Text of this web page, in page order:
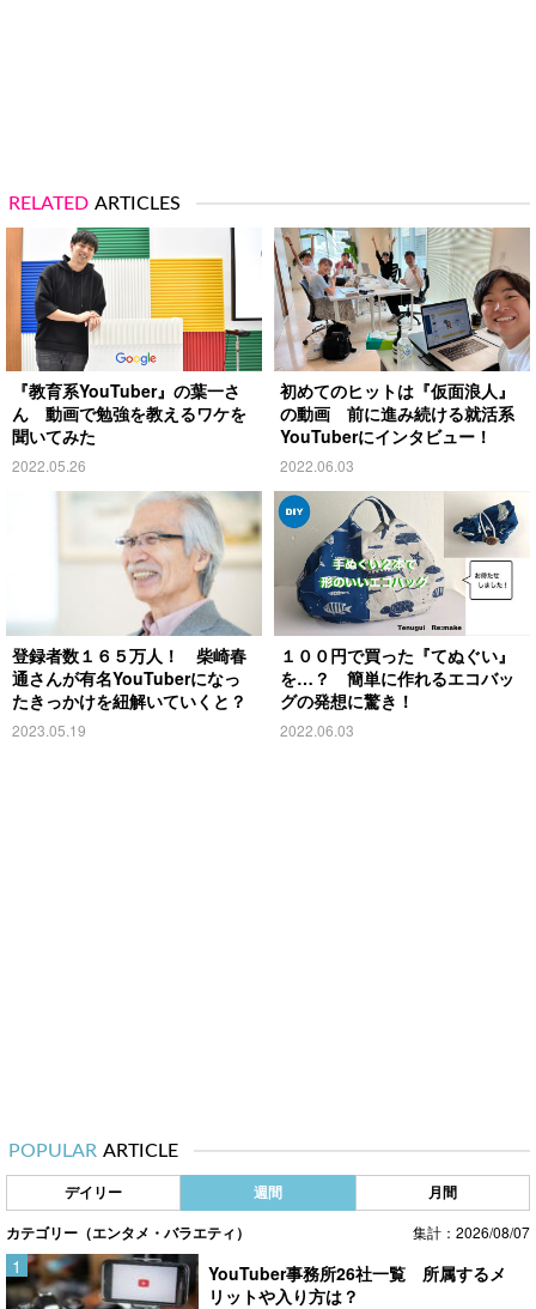
RELATED ARTICLES
『教育系YouTuber』の葉一さ
ん 動画で勉強を教えるワケを
聞いてみた
2022.05.26
初めてのヒットは『仮面浪人』
の動画 前に進み続ける就活系
YouTuberにインタビュー！
2022.06.03
登録者数１６５万人！ 柴崎春
通さんが有名YouTuberになっ
たきっかけを紐解いていくと？
2023.05.19
１００円で買った『てぬぐい』
を…？ 簡単に作れるエコバッ
グの発想に驚き！
2022.06.03
POPULAR ARTICLE
デイリー 週間 月間
カテゴリー（エンタメ・バラエティ） 集計：2026/08/07
YouTuber事務所26社一覧 所属するメ
リットや入り方は？